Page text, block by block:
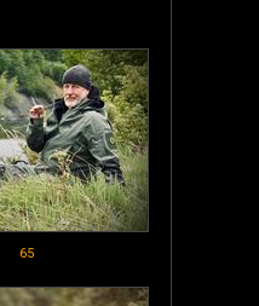
65